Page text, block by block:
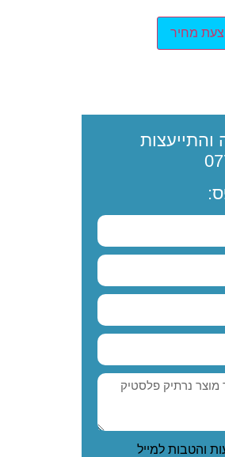
מחיר
והתייעצות
והטבות למייל